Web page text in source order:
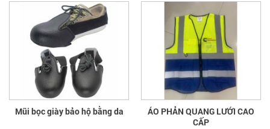
Mũi bọc giày bảo hộ bằng da
ÁO PHẢN QUANG LƯỚI CAO
CẤP